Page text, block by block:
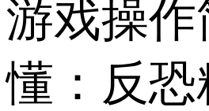
游戏操作
懂：反恐